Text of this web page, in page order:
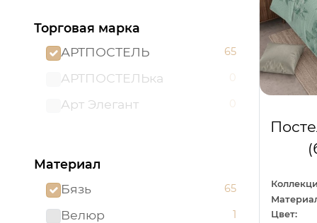
Торговая марка
АРТПОСТЕЛЬ
65
АРТПОСТЕЛЬка 0
Арт Элегант 0
Материал
Бязь
65
Велюр 1
Цвет: